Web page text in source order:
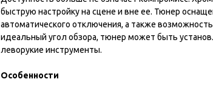
быструю настройку на сцене и вне ее. Тюнер
автоматического отключения, а также
идеальный угол обзора, тюнер может быть
леворукие инструменты.
Особенности